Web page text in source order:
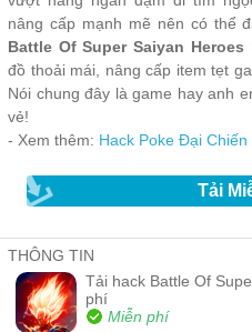
nâng cấp mạnh mẽ nên có thể
Battle Of Super Saiyan Heroes
đồ thoải mái, nâng cấp item tẹt
Nói chung đây là game hay anh
vẻ!
- Xem thêm: Hack Poke Đại Chiến
Tải
THÔNG TIN
Tải hack Battle Of
phí
Miễn phí